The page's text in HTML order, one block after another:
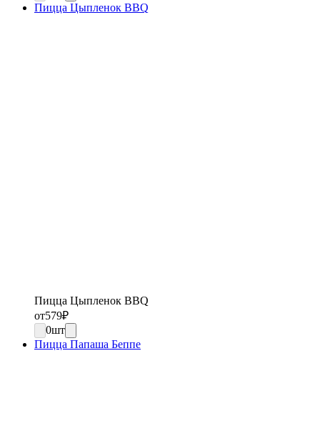
Пицца Цыпленок BBQ
Пицца Цыпленок BBQ
от579₽
0шт
Пицца Папаша Беппе